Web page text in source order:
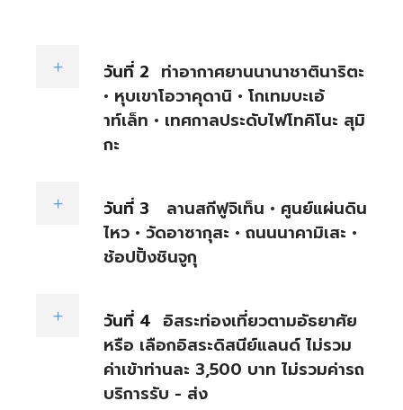
วันที่ 2 ท่าอากาศยานนานาชาตินาริตะ
• หุบเขาโอวาคุดานิ • โกเทมบะเอ้
าท์เล็ท • เทศกาลประดับไฟโทคิโนะ สุมิ
กะ
วันที่ 3
ลานสกีฟูจิเท็น • ศูนย์แผ่นดิน
ไหว • วัดอาซากุสะ • ถนนนาคามิเสะ •
ช้อปปิ้งชินจูกุ
วันที่ 4 อิสระท่องเที่ยวตามอัธยาศัย
หรือ เลือกอิสระดิสนีย์แลนด์ ไม่รวม
ค่าเข้าท่านละ 3,500 บาท ไม่รวมค่ารถ
บริการรับ - ส่ง